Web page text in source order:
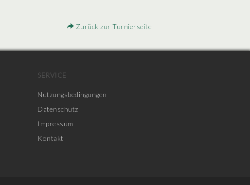
Zurück zur Turnierseite
SERVICE
Nutzungsbedingungen
Datenschutz
Impressum
Kontakt